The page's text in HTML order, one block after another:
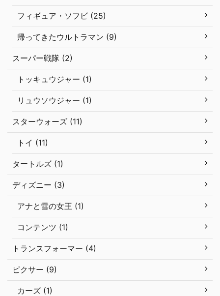
フィギュア・ソフビ (25)
帰ってきたウルトラマン (9)
スーパー戦隊 (2)
トッキュウジャー (1)
リュウソウジャー (1)
スターウォーズ (11)
トイ (11)
タートルズ (1)
ディズニー (3)
アナと雪の女王 (1)
コンテンツ (1)
トランスフォーマー (4)
ピクサー (9)
カーズ (1)